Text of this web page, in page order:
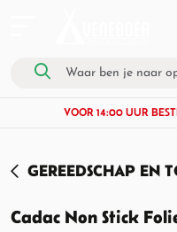
VOOR 14:00 UUR
GEREEDSCHAP EN
Cadac Non Stick